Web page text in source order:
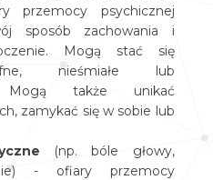
przemocy psychicznej
sposób zachowania i
Mogą stać się
nieśmiałe lub
Mogą także unikać
zamykać się w sobie lub
(np. bóle głowy,
- ofiary przemocy